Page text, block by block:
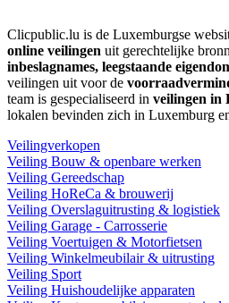
Clicpublic.lu is de Luxemburgse
online veilingen uit gerechtelijke
inbeslagnames, leegstaande
veilingen uit voor de
team is gespecialiseerd in veilingen in
lokalen bevinden zich in Luxemburg
Veilingverkopen
Veiling Bouw & openbare werken
Veiling Gereedschap
Veiling HoReCa & brouwerij
Veiling Overslaguitrusting & logistiek
Veiling Garage - Carrosserie
Veiling Voertuigen & Motorfietsen
Veiling Winkelmeubilair & uitrusting
Veiling Sport
Veiling Huishoudelijke apparaten